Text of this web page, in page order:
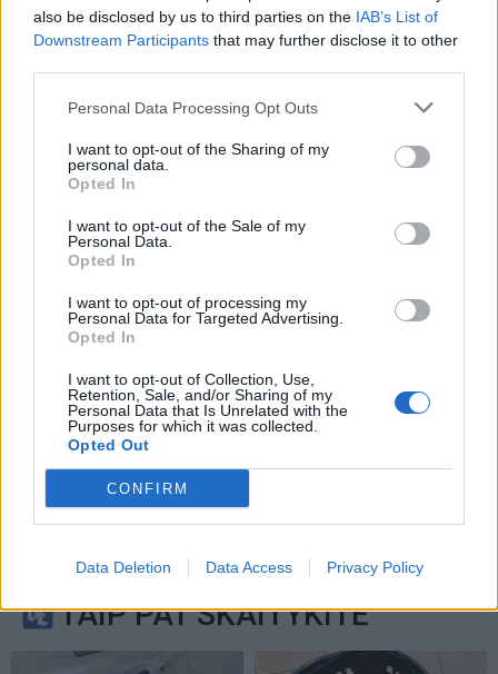
also be disclosed by us to third parties on the IAB’s List of
Downstream Participants that may further disclose it to other
Personal Data Processing Opt Outs
I want to opt-out of the Sharing of my
personal data.
Opted In
I want to opt-out of the Sale of my
Personal Data.
Opted In
I want to opt-out of processing my
Personal Data for Targeted Advertising.
Opted In
I want to opt-out of Collection, Use,
Retention, Sale, and/or Sharing of my
Personal Data that Is Unrelated with the
Purposes for which it was collected.
Opted Out
CONFIRM
Data Deletion Data Access Privacy Policy
Sutinku su taisyklėmis
reCAPTCHA and the Google
TAIP PAT SKAITYKITE